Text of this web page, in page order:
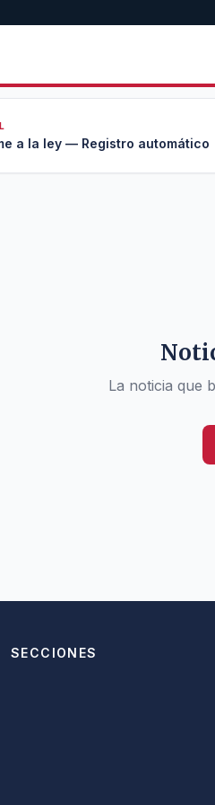
a la ley — Registro automático
La noticia que
SECCIONES